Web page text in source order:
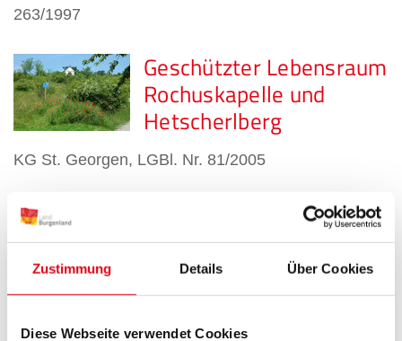
Zustimmung Details Über Cookies
Diese Webseite verwendet Cookies
263/1997
Geschützter Lebensraum
Rochuskapelle und
Hetscherlberg
KG St. Georgen, LGBl. Nr. 81/2005
Geschützter Lebensraum
Stotzinger Heide
KG Stotzing, LGBl. Nr. 53/2006
Geschützter Lebensraum